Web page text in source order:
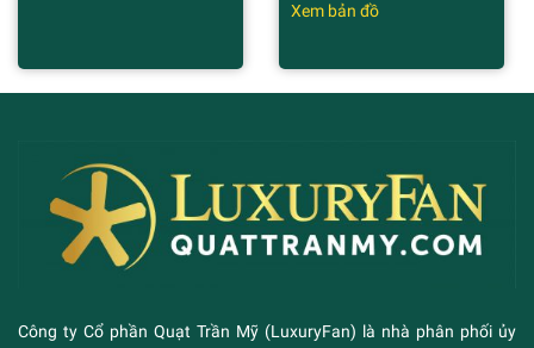
Xem bản đồ
Công ty Cổ phần Quạt Trần Mỹ (LuxuryFan) là nhà phân phối ủy